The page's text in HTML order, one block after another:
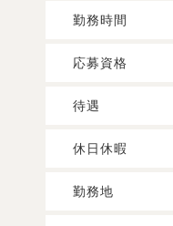
勤務時間
応募資格
待遇
休日休暇
勤務地